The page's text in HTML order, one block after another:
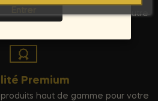
dans un emballage neutre
votre vie privée.
Premium
haut de gamme pour votre